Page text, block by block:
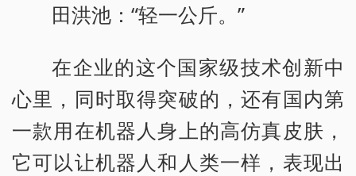
田洪池：“轻一公斤。”
在企业的这个国家级技术创新中
心里，同时取得突破的，还有国内第
一款用在机器人身上的高仿真皮肤，
它可以让机器人和人类一样，表现出